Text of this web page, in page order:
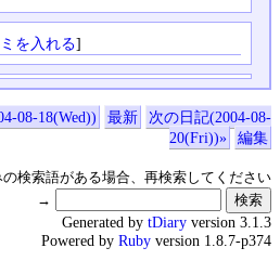
を入れる]
08-18(Wed)) 最新
次の日記(2004-08-
20(Fri))»
編集
の検索語がある場合、再検索してください
→
Generated by tDiary version 3.1.3
Powered by Ruby version 1.8.7-p374